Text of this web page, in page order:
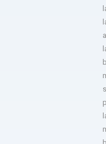
Sukses untuk jezina
semua hasilnya bagus.
troble langsung kirim tim